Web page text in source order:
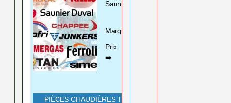
Saunier Duval Riello Beretta
Marques➡️
Prix
➡️
PIÈCES CHAUDIÈRES TOUTES MARQUES